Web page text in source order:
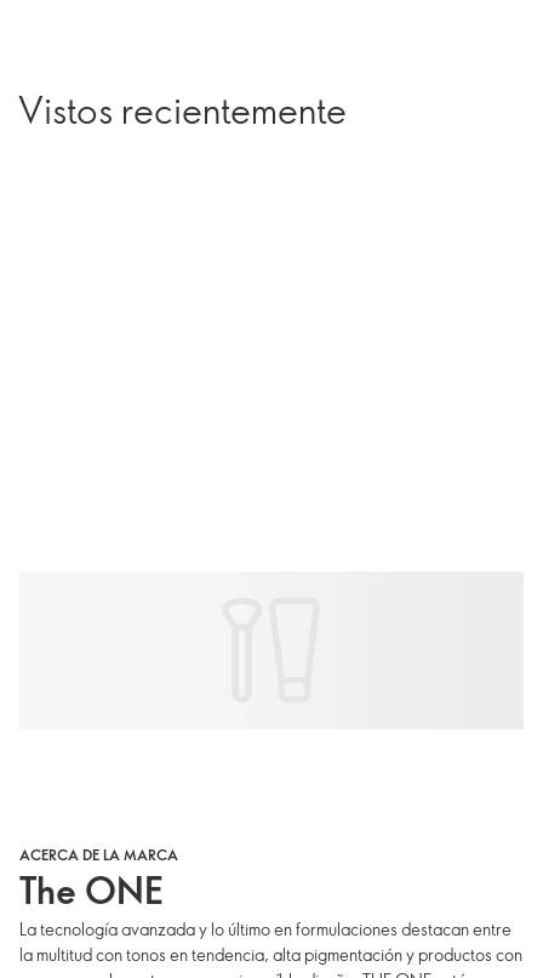
Vistos recientemente
ACERCA DE LA MARCA
The ONE
La tecnología avanzada y lo último en formulaciones destacan entre
la multitud con tonos en tendencia, alta pigmentación y productos con